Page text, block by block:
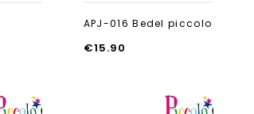
APJ-016 Bedel piccolo
€15.90